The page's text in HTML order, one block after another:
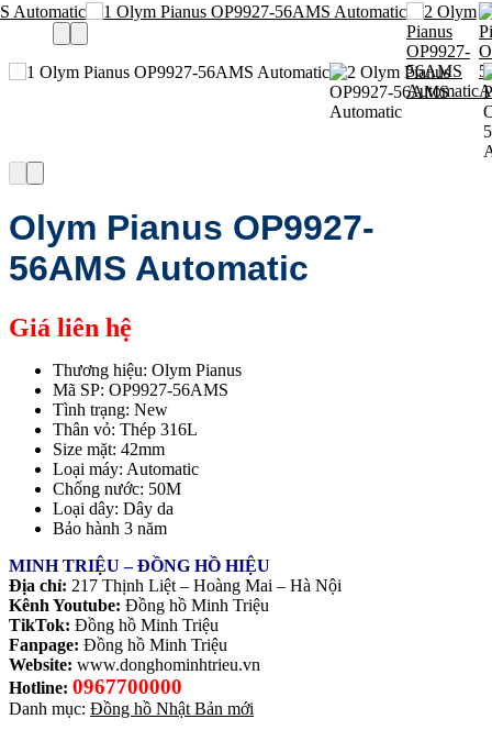
Olym Pianus OP9927-
56AMS Automatic
Giá liên hệ
Thương hiệu: Olym Pianus
Mã SP: OP9927-56AMS
Tình trạng: New
Thân vỏ: Thép 316L
Size mặt: 42mm
Loại máy: Automatic
Chống nước: 50M
Loại dây: Dây da
Bảo hành 3 năm
MINH TRIỆU – ĐỒNG HỒ HIỆU
Địa chỉ: 217 Thịnh Liệt – Hoàng Mai – Hà Nội
Kênh Youtube: Đồng hồ Minh Triệu
TikTok: Đồng hồ Minh Triệu
Fanpage: Đồng hồ Minh Triệu
Website: www.donghominhtrieu.vn
Hotline: 0967700000
Danh mục: Đồng hồ Nhật Bản mới